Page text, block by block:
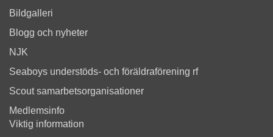
Bildgalleri
Blogg och nyheter
NJK
Seaboys understöds- och föräldraförening rf
Scout samarbetsorganisationer
Medlemsinfo
Viktig information